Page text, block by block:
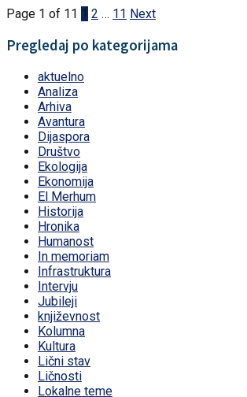
Page 1 of 11 1 2 … 11 Next
Pregledaj po kategorijama
aktuelno
Analiza
Arhiva
Avantura
Dijaspora
Društvo
Ekologija
Ekonomija
El Merhum
Historija
Hronika
Humanost
In memoriam
Infrastruktura
Intervju
Jubileji
književnost
Kolumna
Kultura
Lični stav
Ličnosti
Lokalne teme